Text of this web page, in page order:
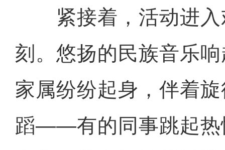
紧接着，活动进入
刻。悠扬的民族音乐
家属纷纷起身，伴着
蹈——有的同事跳起热